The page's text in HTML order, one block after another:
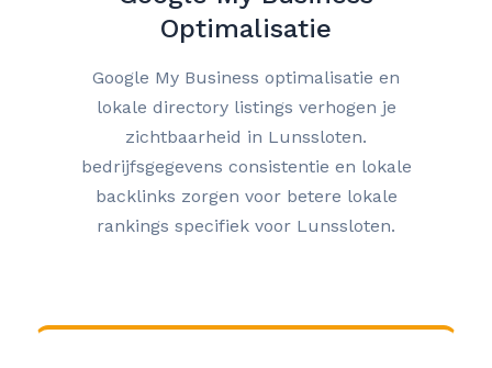
Optimalisatie
Google My Business optimalisatie en
lokale directory listings verhogen je
zichtbaarheid in Lunssloten.
bedrijfsgegevens consistentie en lokale
backlinks zorgen voor betere lokale
rankings specifiek voor Lunssloten.